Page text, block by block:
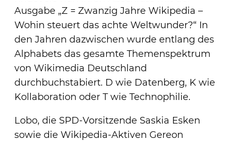
Ausgabe „Z = Zwanzig Jahre Wikipedia –
Wohin steuert das achte Weltwunder?“ In
den Jahren dazwischen wurde entlang des
Alphabets das gesamte Themenspektrum
von Wikimedia Deutschland
durchbuchstabiert. D wie Datenberg, K wie
Kollaboration oder T wie Technophilie.
Lobo, die SPD-Vorsitzende Saskia Esken
sowie die Wikipedia-Aktiven Gereon